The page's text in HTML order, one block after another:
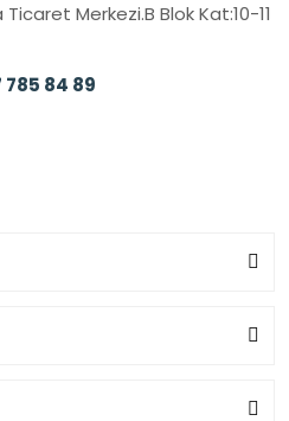
Merkezi.B Blok Kat:10-11
785 84 89